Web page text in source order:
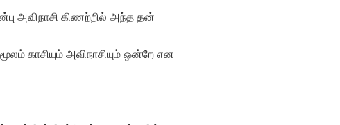
அவிநாசி கிணற்றில் அந்த தன்
காசியும் அவிநாசியும் ஒன்றே என